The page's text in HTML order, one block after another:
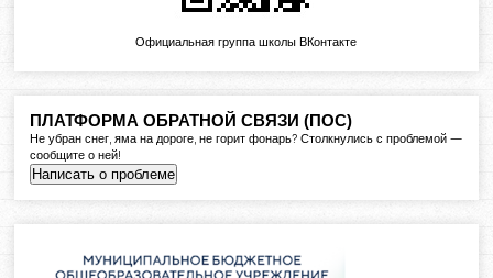
Официальная группа школы ВКонтакте
ПЛАТФОРМА ОБРАТНОЙ СВЯЗИ (ПОС)
Не убран снег, яма на дороге, не горит фонарь? Столкнулись с проблемой —
сообщите о ней!
Написать о проблеме